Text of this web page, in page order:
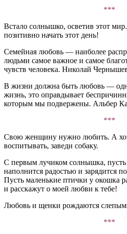
***
Встало солнышко, осветив этот
позитивно начать этот день!
Семейная любовь — наиболее
людьми самое важное и самое
чувств человека. Николай
В жизни должна быть любовь —
жизнь, это оправдывает
которым мы подвержены. Альбер
***
Свою женщину нужно любить. А
воспитывать, заведи собаку.
С первым лучиком солнышка, пусть
наполнится радостью и зарядится
Пусть маленькие птички у окошка
и расскажут о моей любви к тебе!
Любовь и щенки рождаются
***